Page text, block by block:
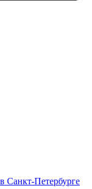
Санкт-Петербурге